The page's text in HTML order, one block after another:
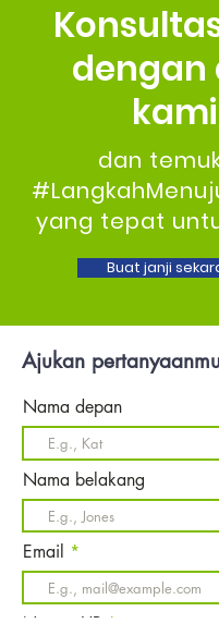
dengan
kami
dan
yang tepat
Buat janji
Ajukan
Nama depan
Nama belakang
Email
Nomor HP